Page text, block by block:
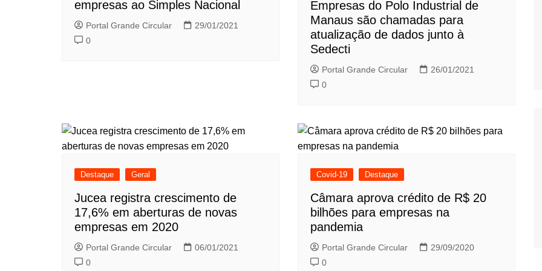
empresas ao Simples Nacional
Portal Grande Circular
29/01/2021
0
Empresas do Polo Industrial de
Manaus são chamadas para
atualização de dados junto à
Sedecti
Portal Grande Circular
26/01/2021
0
Destaque Geral
Jucea registra crescimento de
17,6% em aberturas de novas
empresas em 2020
Portal Grande Circular
06/01/2021
0
Covid-19 Destaque
Câmara aprova crédito de R$ 20
bilhões para empresas na
pandemia
Portal Grande Circular
29/09/2020
0